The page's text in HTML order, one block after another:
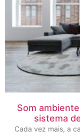
Som
sistema
Cada vez mais, a